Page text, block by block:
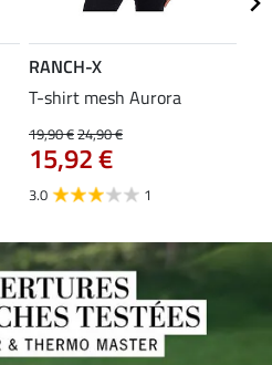
RANCH-X
T-shirt mesh Aurora
19,90 €24,90 €
15,92 €
3.0 1